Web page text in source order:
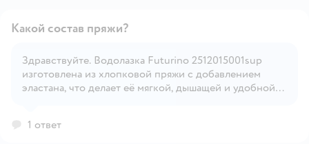
Открыть вопрос
Какой состав пряжи?
Здравствуйте. Водолазка Futurino 2512015001sup
изготовлена из хлопковой пряжи с добавлением
эластана, что делает её мягкой, дышащей и удобной
1 ответ